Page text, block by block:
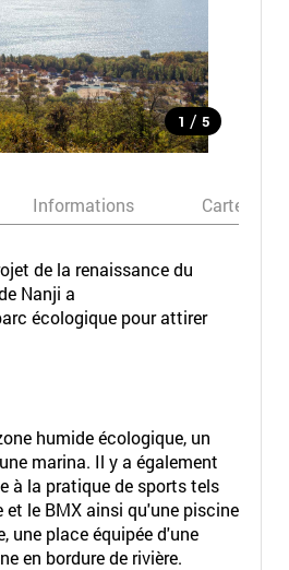
1 / 5
Informations Carte
de la renaissance du
Nanji a
écologique pour attirer
humide écologique, un
marina. Il y a également
à la pratique de sports tels
et le BMX ainsi qu'une piscine
une place équipée d'une
en bordure de rivière.